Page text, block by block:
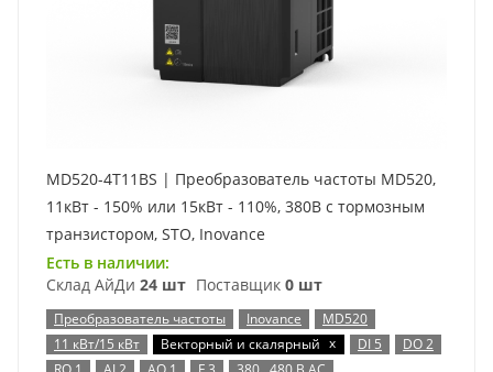
MD520-4T11BS | Преобразователь частоты MD520,
11кВт - 150% или 15кВт - 110%, 380В с тормозным
транзистором, STO, Inovance
Есть в наличии:
Склад АйДи 24 шт Поставщик 0 шт
Преобразователь частоты Inovance
MD520
11 кВт/15 кВт
Векторный и скалярный x DI 5
DO 2